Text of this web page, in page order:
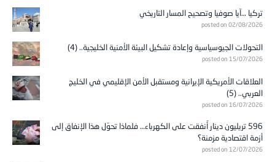
تركيا …آيا صوفيا وتصحيح المسار التاريخي
posted on 02/08/2026
التحولات الجيوسياسية وإعادة تشكيل البيئة الأمنية الخليجية.. (4)
posted on 15/07/2026
العلاقات الأمريكية الإيرانية ومستقبل الأمن الإقليمي في الخليج
العربي.. (5)
posted on 16/07/2026
596 تريليون دينار أُنفقت على الكهرباء… فلماذا تحوّل هذا الإنفاق إلى
أزمة اقتصادية مزمنة؟
posted on 12/07/2026